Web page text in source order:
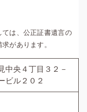
は、公正証書遺言の
があります。
中央４丁目３２－
ビル２０２